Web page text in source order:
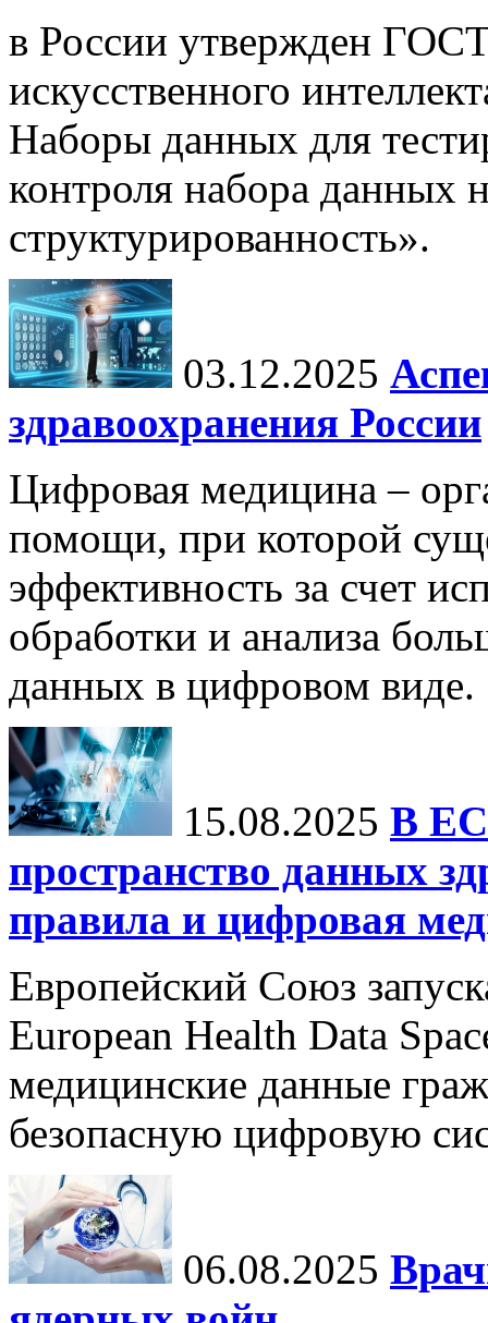
в России утвержден
искусственного
Наборы данных для
контроля набора данных
структурированность».
03.12.2025
здравоохранения России
Цифровая медицина –
помощи, при которой
эффективность за счет
обработки и анализа
данных в цифровом виде.
15.08.2025 В ЕС
пространство данных
правила и цифровая
Европейский Союз
European Health Data
медицинские данные
безопасную цифровую
06.08.2025